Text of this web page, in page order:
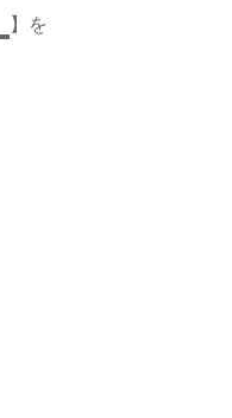
】を